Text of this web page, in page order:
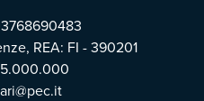
REA: FI - 390201